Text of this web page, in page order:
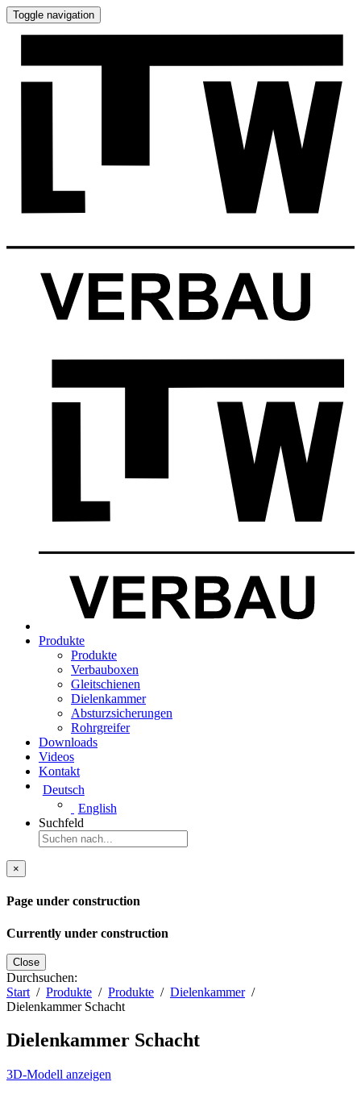
Toggle navigation
Produkte
Produkte
Verbauboxen
Gleitschienen
Dielenkammer
Absturzsicherungen
Rohrgreifer
Downloads
Videos
Kontakt
Deutsch
English
Suchfeld
×
Page under construction
Currently under construction
Close
Durchsuchen:
Start
Produkte Produkte
Dielenkammer
Dielenkammer Schacht
Dielenkammer Schacht
3D‑Modell anzeigen